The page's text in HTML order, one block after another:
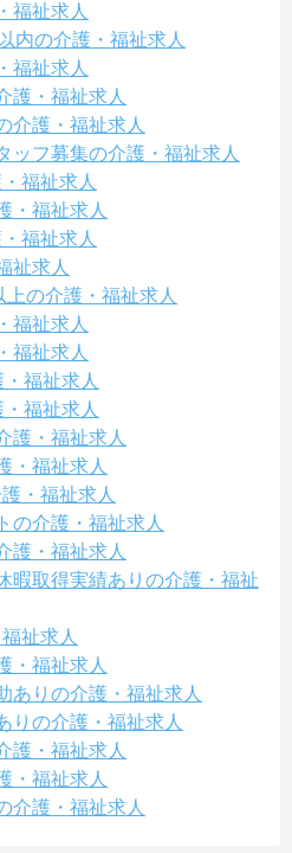
福祉求人
内の介護・福祉求人
福祉求人
護・福祉求人
介護・福祉求人
ッフ募集の介護・福祉求人
福祉求人
・福祉求人
福祉求人
祉求人
の介護・福祉求人
福祉求人
福祉求人
福祉求人
福祉求人
護・福祉求人
・福祉求人
・福祉求人
の介護・福祉求人
護・福祉求人
暇取得実績ありの介護・福祉
祉求人
・福祉求人
ありの介護・福祉求人
りの介護・福祉求人
護・福祉求人
・福祉求人
介護・福祉求人